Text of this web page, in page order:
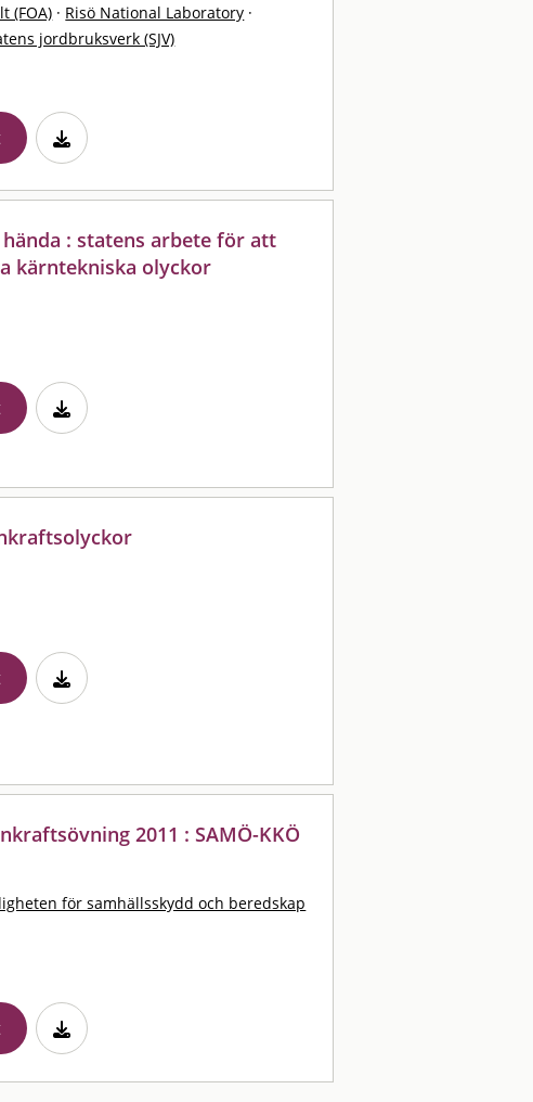
(FOA) · Risö National Laboratory ·
jordbruksverk (SJV)
: statens arbete för att
kärntekniska olyckor
2011 : SAMÖ-KKÖ
för samhällsskydd och beredskap